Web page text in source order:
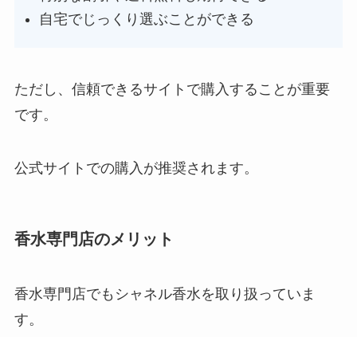
自宅でじっくり選ぶことができる
ただし、信頼できるサイトで購入することが重要
です。
公式サイトでの購入が推奨されます。
香水専門店のメリット
香水専門店でもシャネル香水を取り扱っていま
す。